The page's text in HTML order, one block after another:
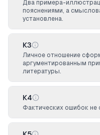
Два примера-
пояснениями, а
установлена.
К3
Личное отношение
аргументированным
литературы.
К4
Фактических ошибок не